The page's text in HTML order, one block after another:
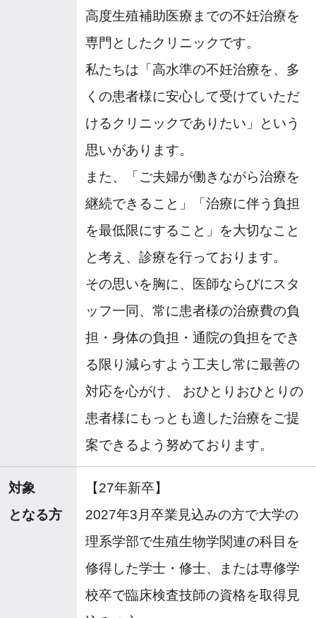
高度生殖補助医療までの不妊治療を
専門としたクリニックです。
私たちは「高水準の不妊治療を、多
くの患者様に安心して受けていただ
けるクリニックでありたい」という
思いがあります。
また、「ご夫婦が働きながら治療を
継続できること」「治療に伴う負担
を最低限にすること」を大切なこと
と考え、診療を行っております。
その思いを胸に、医師ならびにスタ
ッフ一同、常に患者様の治療費の負
担・身体の負担・通院の負担をでき
る限り減らすよう工夫し常に最善の
対応を心がけ、 おひとりおひとりの
患者様にもっとも適した治療をご提
案できるよう努めております。
対象
となる方
【27年新卒】
2027年3月卒業見込みの方で大学の
理系学部で生殖生物学関連の科目を
修得した学士・修士、または専修学
校卒で臨床検査技師の資格を取得見